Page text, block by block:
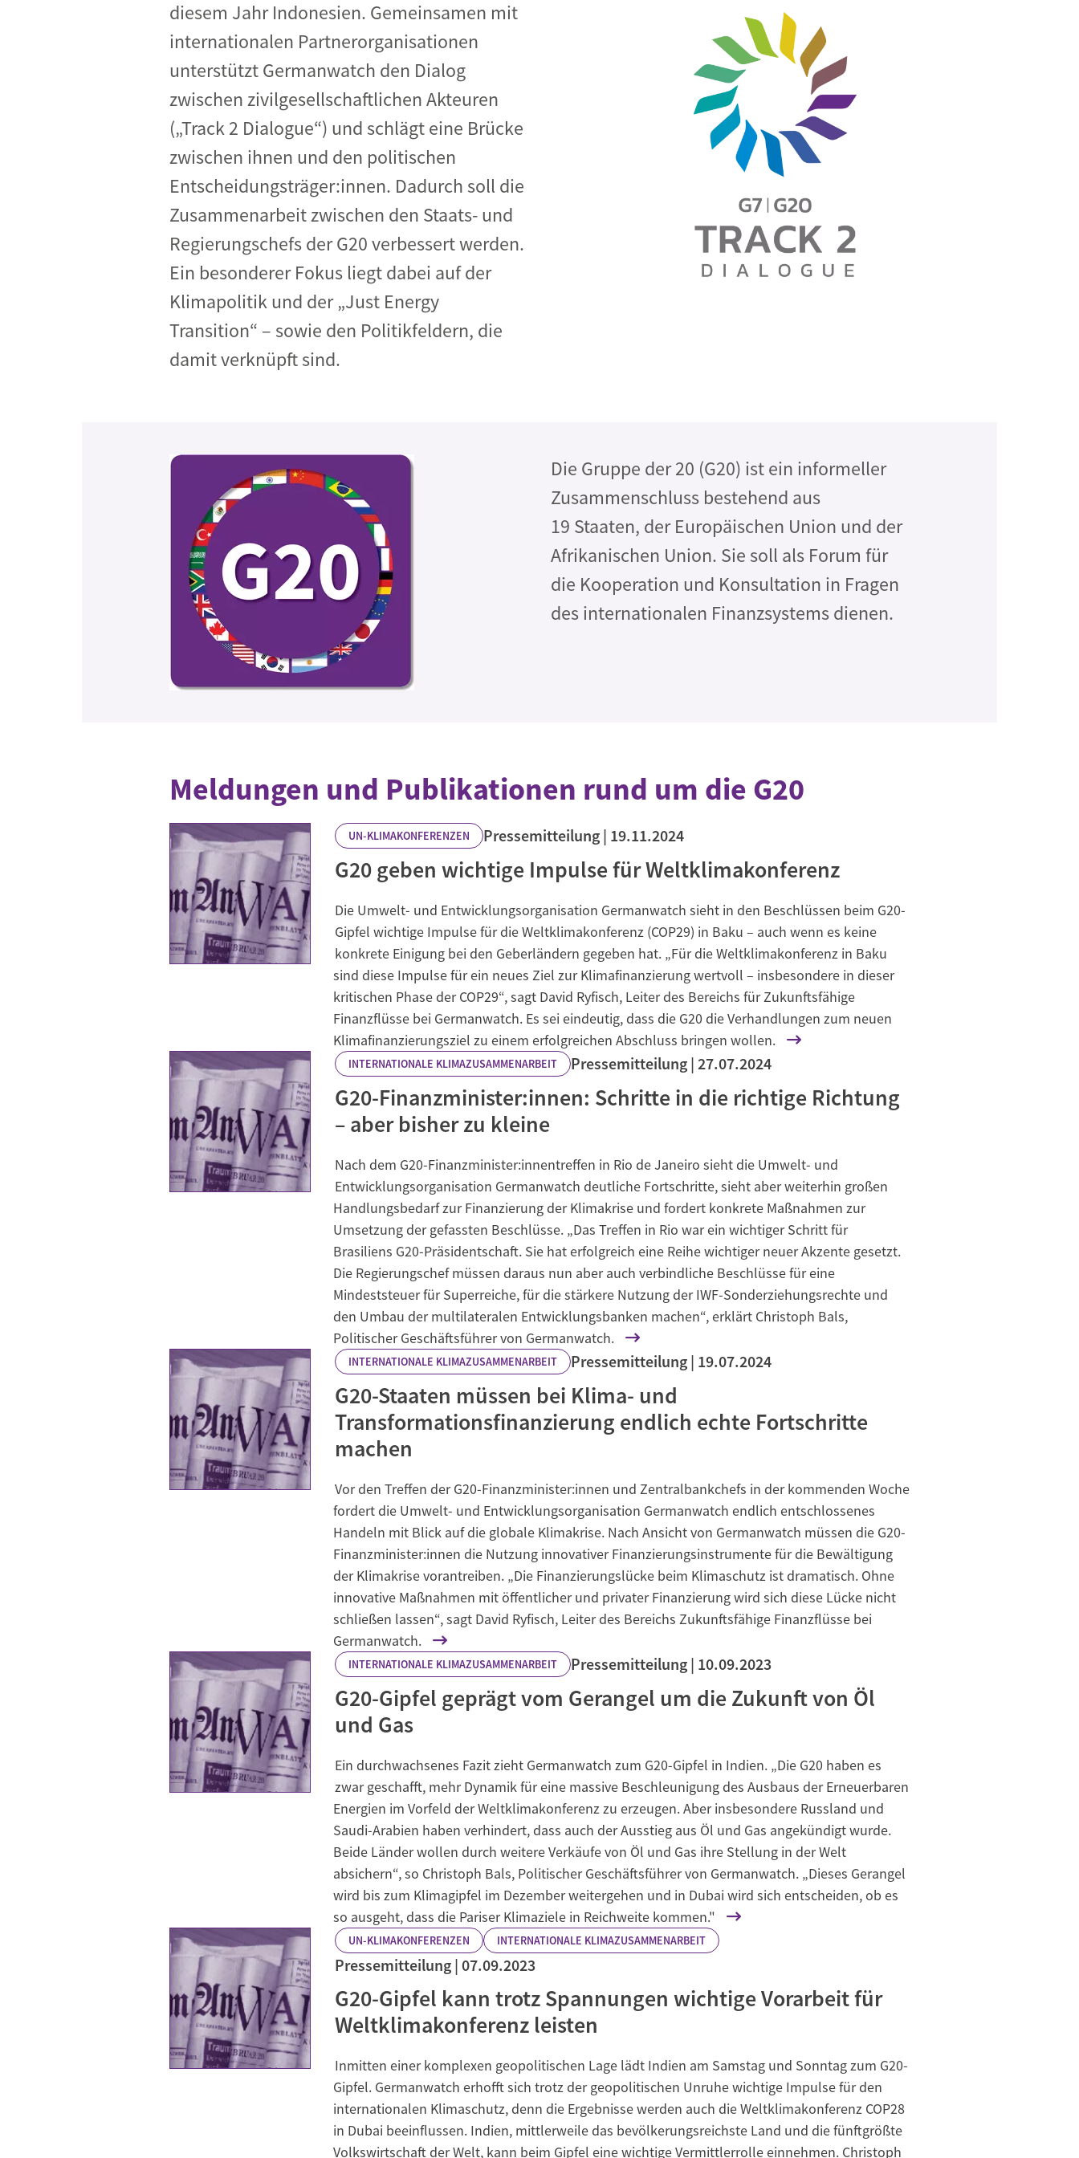
diesem Jahr Indonesien. Gemeinsamen mit
internationalen Partnerorganisationen
unterstützt Germanwatch den Dialog
zwischen zivilgesellschaftlichen Akteuren
(„Track 2 Dialogue“) und schlägt eine Brücke
zwischen ihnen und den politischen
Entscheidungsträger:innen. Dadurch soll die
Zusammenarbeit zwischen den Staats- und
Regierungschefs der G20 verbessert werden.
Ein besonderer Fokus liegt dabei auf der
Klimapolitik und der „Just Energy
Transition“ – sowie den Politikfeldern, die
damit verknüpft sind.
Die Gruppe der 20 (G20) ist ein informeller
Zusammenschluss bestehend aus
19 Staaten, der Europäischen Union und der
Afrikanischen Union. Sie soll als Forum für
die Kooperation und Konsultation in Fragen
des internationalen Finanzsystems dienen.
Meldungen und Publikationen rund um die G20
UN-KLIMAKONFERENZEN Pressemitteilung 19.11.2024
G20 geben wichtige Impulse für Weltklimakonferenz
Die Umwelt- und Entwicklungsorganisation Germanwatch sieht in den Beschlüssen beim G20-
Gipfel wichtige Impulse für die Weltklimakonferenz (COP29) in Baku – auch wenn es keine
konkrete Einigung bei den Geberländern gegeben hat. „Für die Weltklimakonferenz in Baku
sind diese Impulse für ein neues Ziel zur Klimafinanzierung wertvoll – insbesondere in dieser
kritischen Phase der COP29“, sagt David Ryfisch, Leiter des Bereichs für Zukunftsfähige
Finanzflüsse bei Germanwatch. Es sei eindeutig, dass die G20 die Verhandlungen zum neuen
Klimafinanzierungsziel zu einem erfolgreichen Abschluss bringen wollen.
INTERNATIONALE KLIMAZUSAMMENARBEIT Pressemitteilung 27.07.2024
G20-Finanzminister:innen: Schritte in die richtige Richtung
– aber bisher zu kleine
Nach dem G20-Finanzminister:innentreffen in Rio de Janeiro sieht die Umwelt- und
Entwicklungsorganisation Germanwatch deutliche Fortschritte, sieht aber weiterhin großen
Handlungsbedarf zur Finanzierung der Klimakrise und fordert konkrete Maßnahmen zur
Umsetzung der gefassten Beschlüsse. „Das Treffen in Rio war ein wichtiger Schritt für
Brasiliens G20-Präsidentschaft. Sie hat erfolgreich eine Reihe wichtiger neuer Akzente gesetzt.
Die Regierungschef müssen daraus nun aber auch verbindliche Beschlüsse für eine
Mindeststeuer für Superreiche, für die stärkere Nutzung der IWF-Sonderziehungsrechte und
den Umbau der multilateralen Entwicklungsbanken machen“, erklärt Christoph Bals,
Politischer Geschäftsführer von Germanwatch.
INTERNATIONALE KLIMAZUSAMMENARBEIT Pressemitteilung 19.07.2024
G20-Staaten müssen bei Klima- und
Transformationsfinanzierung endlich echte Fortschritte
machen
Vor den Treffen der G20-Finanzminister:innen und Zentralbankchefs in der kommenden Woche
fordert die Umwelt- und Entwicklungsorganisation Germanwatch endlich entschlossenes
Handeln mit Blick auf die globale Klimakrise. Nach Ansicht von Germanwatch müssen die G20-
Finanzminister:innen die Nutzung innovativer Finanzierungsinstrumente für die Bewältigung
der Klimakrise vorantreiben. „Die Finanzierungslücke beim Klimaschutz ist dramatisch. Ohne
innovative Maßnahmen mit öffentlicher und privater Finanzierung wird sich diese Lücke nicht
schließen lassen“, sagt David Ryfisch, Leiter des Bereichs Zukunftsfähige Finanzflüsse bei
Germanwatch.
INTERNATIONALE KLIMAZUSAMMENARBEIT Pressemitteilung 10.09.2023
G20-Gipfel geprägt vom Gerangel um die Zukunft von Öl
und Gas
Ein durchwachsenes Fazit zieht Germanwatch zum G20-Gipfel in Indien. „Die G20 haben es
zwar geschafft, mehr Dynamik für eine massive Beschleunigung des Ausbaus der Erneuerbaren
Energien im Vorfeld der Weltklimakonferenz zu erzeugen. Aber insbesondere Russland und
Saudi-Arabien haben verhindert, dass auch der Ausstieg aus Öl und Gas angekündigt wurde.
Beide Länder wollen durch weitere Verkäufe von Öl und Gas ihre Stellung in der Welt
absichern“, so Christoph Bals, Politischer Geschäftsführer von Germanwatch. „Dieses Gerangel
wird bis zum Klimagipfel im Dezember weitergehen und in Dubai wird sich entscheiden, ob es
so ausgeht, dass die Pariser Klimaziele in Reichweite kommen."
UN-KLIMAKONFERENZEN INTERNATIONALE KLIMAZUSAMMENARBEIT
Pressemitteilung 07.09.2023
G20-Gipfel kann trotz Spannungen wichtige Vorarbeit für
Weltklimakonferenz leisten
Inmitten einer komplexen geopolitischen Lage lädt Indien am Samstag und Sonntag zum G20-
Gipfel. Germanwatch erhofft sich trotz der geopolitischen Unruhe wichtige Impulse für den
internationalen Klimaschutz, denn die Ergebnisse werden auch die Weltklimakonferenz COP28
in Dubai beeinflussen. Indien, mittlerweile das bevölkerungsreichste Land und die fünftgrößte
Volkswirtschaft der Welt, kann beim Gipfel eine wichtige Vermittlerrolle einnehmen. Christoph